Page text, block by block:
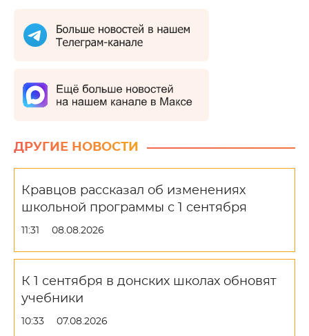
ДРУГИЕ НОВОСТИ
Кравцов рассказал об изменениях
школьной программы с 1 сентября
11:31 08.08.2026
К 1 сентября в донских школах обновят
учебники
10:33 07.08.2026